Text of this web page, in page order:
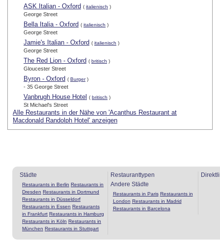
ASK Italian - Oxford ( italienisch )
George Street
Bella Italia - Oxford ( italienisch )
George Street
Jamie's Italian - Oxford ( italienisch )
George Street
The Red Lion - Oxford ( britisch )
Gloucester Street
Byron - Oxford ( Burger)
- 35 George Street
Vanbrugh House Hotel ( britisch )
St Michael's Street
Alle Restaurants in der Nähe von 'Acanthus Restaurant at
Macdonald Randolph Hotel' anzeigen
Städte
Restaurants in Berlin Restaurants in
Dresden Restaurants in Dortmund
Restaurants in Düsseldorf
Restaurants in Essen Restaurants
in Frankfurt Restaurants in Hamburg
Restaurants in Köln Restaurants in
München Restaurants in Stuttgart
Restauranttypen
Andere Städte
Restaurants in Paris Restaurants in
London Restaurants in Madrid
Restaurants in Barcelona